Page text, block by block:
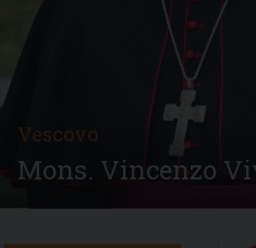
Vescovo
Mons. Vincenzo